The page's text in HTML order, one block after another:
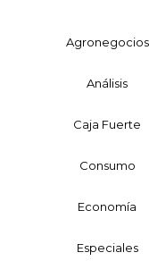
Agronegocios
Análisis
Caja Fuerte
Consumo
Economía
Especiales